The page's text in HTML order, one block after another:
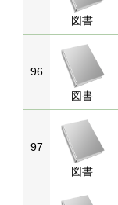
図書
96
図書
97
図書